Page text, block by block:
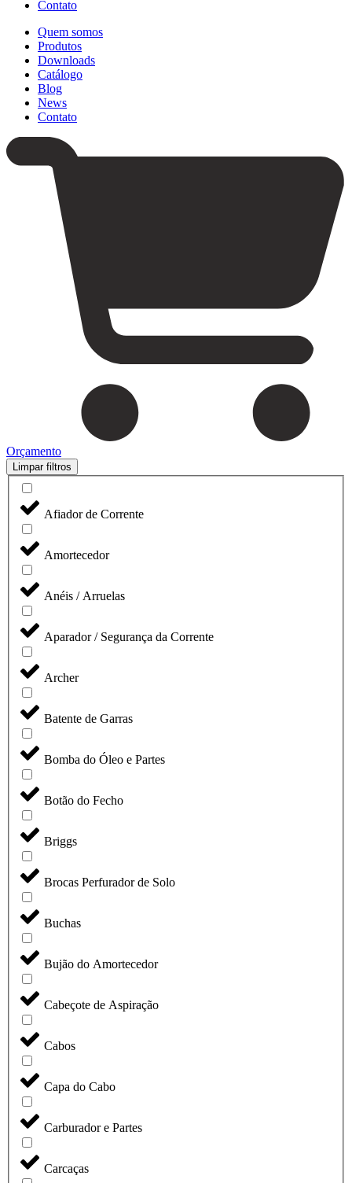
Contato
Quem somos
Produtos
Downloads
Catálogo
Blog
News
Contato
Orçamento
Limpar filtros
Afiador de Corrente
Amortecedor
Anéis / Arruelas
Aparador / Segurança da Corrente
Archer
Batente de Garras
Bomba do Óleo e Partes
Botão do Fecho
Briggs
Brocas Perfurador de Solo
Buchas
Bujão do Amortecedor
Cabeçote de Aspiração
Cabos
Capa do Cabo
Carburador e Partes
Carcaças